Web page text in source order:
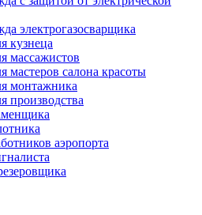
электрогазосварщика
кузнеца
массажистов
мастеров салона красоты
монтажника
производства
аэропорта